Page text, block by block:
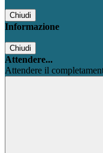
Chiudi
Informazione
Chiudi
Attendere...
Attendere il